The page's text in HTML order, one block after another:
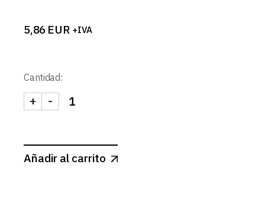
5,86 EUR +IVA
Cantidad:
CONECTOR DC IP65 CON ROSCA cantidad
-
+
Añadir al carrito